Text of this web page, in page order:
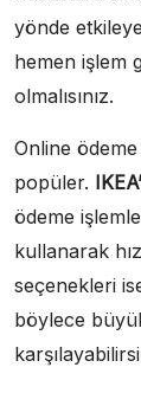
yönde
hemen işlem
olmalısınız.
Online
popüler.
ödeme
kullanarak
seçenekleri
böylece